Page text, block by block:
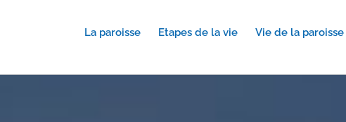
La paroisse Etapes de la vie Vie de la paroisse